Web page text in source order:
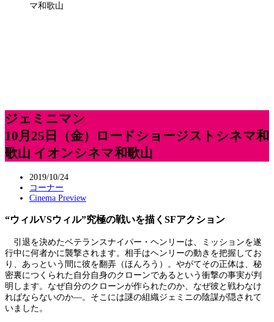
マ和歌山
ジェミニマン
10月25日（金）ロードショージストシネマ和
歌山 イオンシネマ和歌山
2019/10/24
コーナー
Cinema Preview
“ウィルVSウィル”究極の戦いを描くSFアクション
引退を決めたベテランスナイパー・ヘンリーは、ミッションを遂
行中に何者かに襲撃されます。相手はヘンリーの動きを把握してお
り、あっという間に彼を翻弄（ほんろう）。やがてその正体は、秘
密裏につくられた自分自身のクローンであるという衝撃の事実が判
明します。なぜ自分のクローンが作られたのか、なぜ彼と戦わなけ
ればならないのか―。そこには謎の組織ジェミニの陰謀が隠されて
いました。